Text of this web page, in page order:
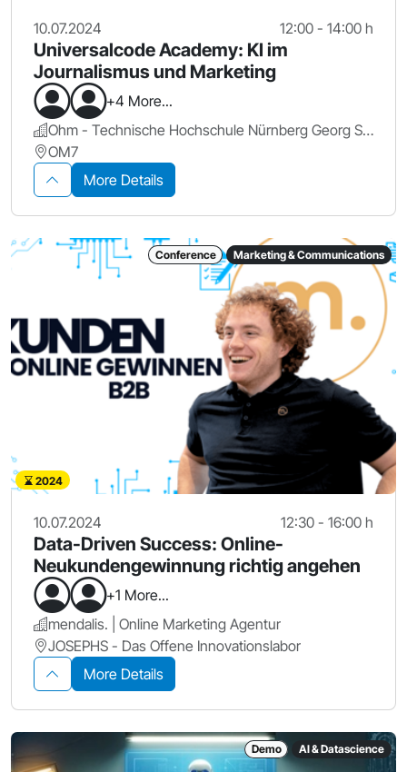
10.07.2024 12:00 - 14:00 h
Universalcode Academy: KI im
Journalismus und Marketing
+4 More...
Ohm - Technische Hochschule Nürnberg Georg Simon Ohm
OM7
More Details
Conference Marketing & Communications
2024
10.07.2024 12:30 - 16:00 h
Data-Driven Success: Online-
Neukundengewinnung richtig angehen
+1 More...
mendalis. | Online Marketing Agentur
JOSEPHS - Das Offene Innovationslabor
More Details
Demo AI & Datascience